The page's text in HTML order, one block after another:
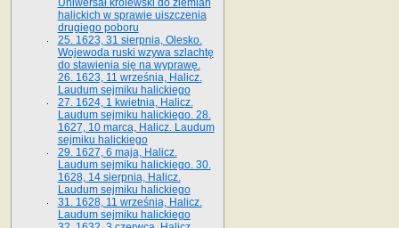
Uniwersał królewski do ziemian
halickich w sprawie uiszczenia
drugiego poboru
25. 1623, 31 sierpnia, Olesko.
Wojewoda ruski wzywa szlachtę
do stawienia się na wyprawę.
26. 1623, 11 września, Halicz.
Laudum sejmiku halickiego
27. 1624, 1 kwietnia, Halicz.
Laudum sejmiku halickiego. 28.
1627, 10 marca, Halicz. Laudum
sejmiku halickiego
29. 1627, 6 maja, Halicz.
Laudum sejmiku halickiego. 30.
1628, 14 sierpnia, Halicz.
Laudum sejmiku halickiego
31. 1628, 11 września, Halicz.
Laudum sejmiku halickiego